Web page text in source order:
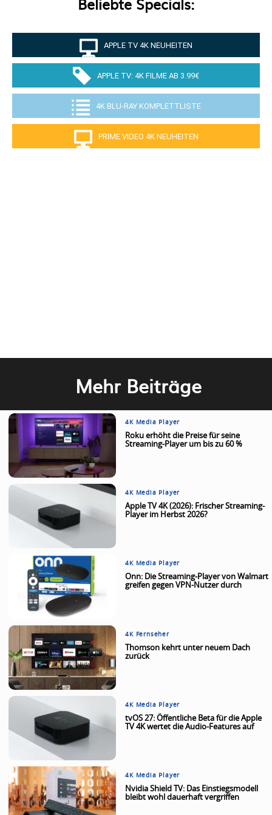
APPLE TV 4K NEUHEITEN
APPLE TV: 4K FILME AB 3.99€
4K BLU-RAY KOMPLETTLISTE
PRIME VIDEO 4K NEUHEITEN
Mehr Beiträge
4K Media Player
Roku erhöht die Preise für seine
Streaming-Player um bis zu 60 %
4K Media Player
Apple TV 4K (2026): Frischer Streaming-
Player im Herbst 2026?
4K Media Player
Onn: Die Streaming-Player von Walmart
greifen gegen VPN-Nutzer durch
4K Fernseher
Thomson kehrt unter neuem Dach
zurück
4K Media Player
tvOS 27: Öffentliche Beta für die Apple
TV 4K wertet die Audio-Features auf
4K Media Player
Nvidia Shield TV: Das Einstiegsmodell
bleibt wohl dauerhaft vergriffen